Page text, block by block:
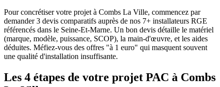
Pour concrétiser votre projet à Combs La Ville, commencez par
demander 3 devis comparatifs auprès de nos 7+ installateurs RGE
référencés dans le Seine-Et-Marne. Un bon devis détaille le matériel
(marque, modèle, puissance, SCOP), la main-d'œuvre, et les aides
déduites. Méfiez-vous des offres "à 1 euro" qui masquent souvent
une qualité d'installation insuffisante.
Les 4 étapes de votre projet PAC à Combs